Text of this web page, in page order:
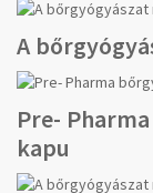
A
Pre-
kapu